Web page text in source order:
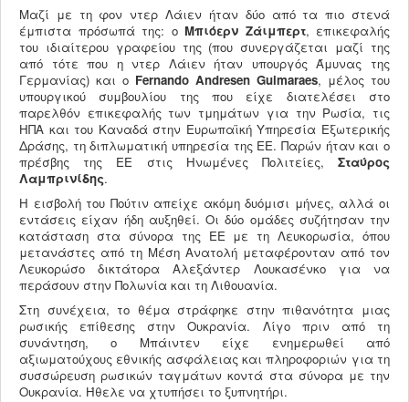
Μαζί με τη φον ντερ Λάιεν ήταν δύο από τα πιο στενά
έμπιστα πρόσωπά της: o Μπιόερν Ζάιμπερτ, επικεφαλής
του ιδιαίτερου γραφείου της (που συνεργάζεται μαζί της
από τότε που η ντερ Λάιεν ήταν υπουργός Άμυνας της
Γερμανίας) και ο Fernando Andresen Guimaraes, μέλος του
υπουργικού συμβουλίου της που είχε διατελέσει στο
παρελθόν επικεφαλής των τμημάτων για την Ρωσία, τις
ΗΠΑ και του Καναδά στην Ευρωπαϊκή Υπηρεσία Εξωτερικής
Δράσης, τη διπλωματική υπηρεσία της ΕΕ. Παρών ήταν και ο
πρέσβης της ΕΕ στις Ηνωμένες Πολιτείες, Σταύρος
Λαμπρινίδης.
Η εισβολή του Πούτιν απείχε ακόμη δυόμισι μήνες, αλλά οι
εντάσεις είχαν ήδη αυξηθεί. Οι δύο ομάδες συζήτησαν την
κατάσταση στα σύνορα της ΕΕ με τη Λευκορωσία, όπου
μετανάστες από τη Μέση Ανατολή μεταφέρονταν από τον
Λευκορώσο δικτάτορα Αλεξάντερ Λουκασένκο για να
περάσουν στην Πολωνία και τη Λιθουανία.
Στη συνέχεια, το θέμα στράφηκε στην πιθανότητα μιας
ρωσικής επίθεσης στην Ουκρανία. Λίγο πριν από τη
συνάντηση, ο Μπάιντεν είχε ενημερωθεί από
αξιωματούχους εθνικής ασφάλειας και πληροφοριών για τη
συσσώρευση ρωσικών ταγμάτων κοντά στα σύνορα με την
Ουκρανία. Ήθελε να χτυπήσει το ξυπνητήρι.